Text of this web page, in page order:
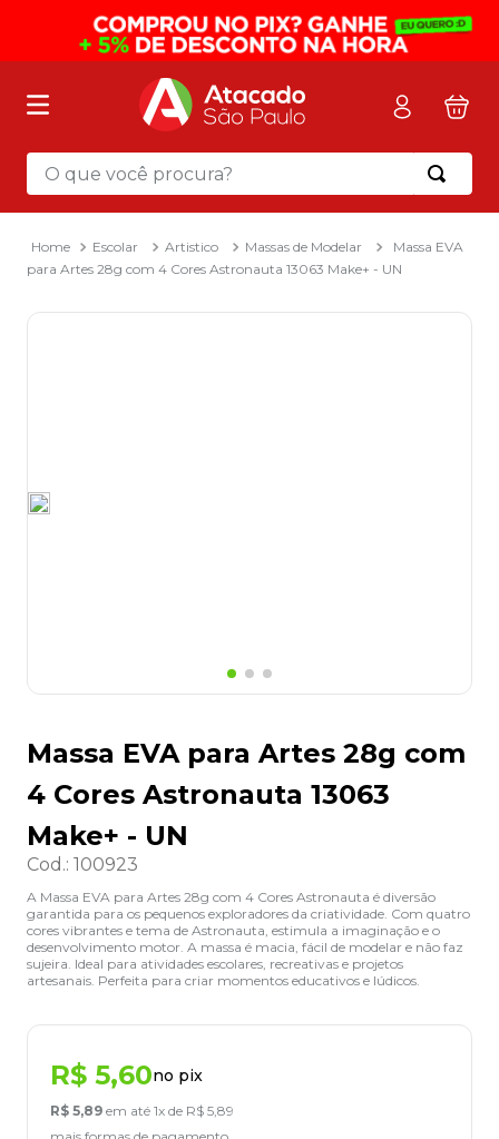
O que você procura?
Escolar Artistico Massas de Modelar
Massa EVA
para Artes 28g com 4 Cores Astronauta 13063 Make+ - UN
Massa EVA para Artes 28g com
4 Cores Astronauta 13063
Make+ - UN
Cod.: 100923
A Massa EVA para Artes 28g com 4 Cores Astronauta é diversão
garantida para os pequenos exploradores da criatividade. Com quatro
cores vibrantes e tema de Astronauta, estimula a imaginação e o
desenvolvimento motor. A massa é macia, fácil de modelar e não faz
sujeira. Ideal para atividades escolares, recreativas e projetos
artesanais. Perfeita para criar momentos educativos e lúdicos.
R$ 5,60no pix
R$ 5,89 em até 1x de R$ 5,89
Termos mais buscados
mochila
2 º sacola
3º mala
8